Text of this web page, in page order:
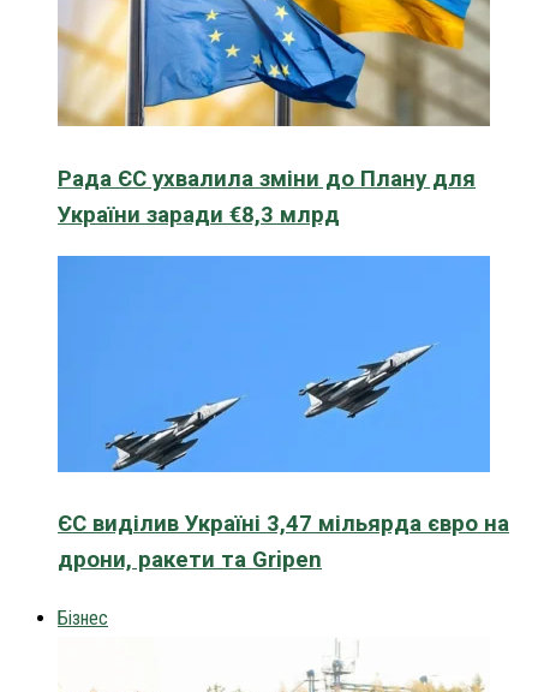
Рада ЄС ухвалила зміни до Плану для
України заради €8,3 млрд
ЄС виділив Україні 3,47 мільярда євро на
дрони, ракети та Gripen
Бізнес